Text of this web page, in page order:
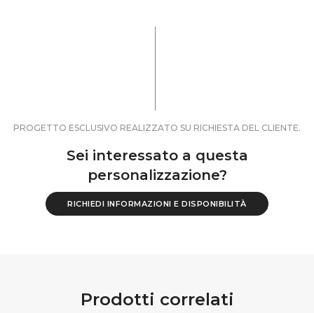
PROGETTO ESCLUSIVO REALIZZATO SU RICHIESTA DEL CLIENTE.
Sei interessato a questa
personalizzazione?
RICHIEDI INFORMAZIONI E DISPONIBILITÀ
Prodotti correlati